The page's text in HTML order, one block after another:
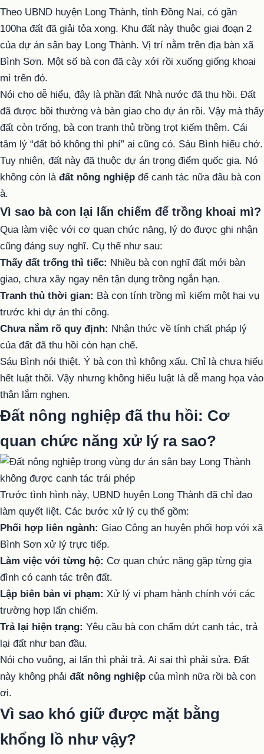
Theo UBND huyện Long Thành, tỉnh Đồng Nai, có gần
100ha đất đã giải tỏa xong. Khu đất này thuộc giai đoạn 2
của dự án sân bay Long Thành. Vị trí nằm trên địa bàn xã
Bình Sơn. Một số bà con đã cày xới rồi xuống giống khoai
mì trên đó.
Nói cho dễ hiểu, đây là phần đất Nhà nước đã thu hồi. Đất
đã được bồi thường và bàn giao cho dự án rồi. Vậy mà thấy
đất còn trống, bà con tranh thủ trồng trọt kiếm thêm. Cái
tâm lý “đất bỏ không thì phí” ai cũng có. Sáu Bình hiểu chớ.
Tuy nhiên, đất này đã thuộc dự án trọng điểm quốc gia. Nó
không còn là đất nông nghiệp để canh tác nữa đâu bà con
à.
Vì sao bà con lại lấn chiếm để trồng khoai mì?
Qua làm việc với cơ quan chức năng, lý do được ghi nhận
cũng đáng suy nghĩ. Cụ thể như sau:
Thấy đất trống thì tiếc: Nhiều bà con nghĩ đất mới bàn
giao, chưa xây ngay nên tận dụng trồng ngắn hạn.
Tranh thủ thời gian: Bà con tính trồng mì kiếm một hai vụ
trước khi dự án thi công.
Chưa nắm rõ quy định: Nhận thức về tính chất pháp lý
của đất đã thu hồi còn hạn chế.
Sáu Bình nói thiệt. Ý bà con thì không xấu. Chỉ là chưa hiểu
hết luật thôi. Vậy nhưng không hiểu luật là dễ mang họa vào
thân lắm nghen.
Đất nông nghiệp đã thu hồi: Cơ
quan chức năng xử lý ra sao?
Trước tình hình này, UBND huyện Long Thành đã chỉ đạo
làm quyết liệt. Các bước xử lý cụ thể gồm:
Phối hợp liên ngành: Giao Công an huyện phối hợp với xã
Bình Sơn xử lý trực tiếp.
Làm việc với từng hộ: Cơ quan chức năng gặp từng gia
đình có canh tác trên đất.
Lập biên bản vi phạm: Xử lý vi phạm hành chính với các
trường hợp lấn chiếm.
Trả lại hiện trạng: Yêu cầu bà con chấm dứt canh tác, trả
lại đất như ban đầu.
Nói cho vuông, ai lấn thì phải trả. Ai sai thì phải sửa. Đất
này không phải đất nông nghiệp của mình nữa rồi bà con
ơi.
Vì sao khó giữ được mặt bằng
khổng lồ như vậy?